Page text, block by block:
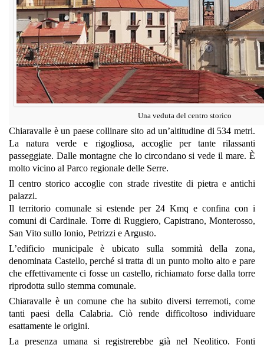
Una veduta del centro storico
Chiaravalle è un paese collinare sito ad un’altitudine di 534 metri.
La natura verde e rigogliosa, accoglie per tante rilassanti
passeggiate. Dalle montagne che lo circondano si vede il mare. È
molto vicino al Parco regionale delle Serre.
Il centro storico accoglie con strade rivestite di pietra e antichi
palazzi.
Il territorio comunale si estende per 24 Kmq e confina con i
comuni di Cardinale. Torre di Ruggiero, Capistrano, Monterosso,
San Vito sullo Ionio, Petrizzi e Argusto.
L’edificio municipale è ubicato sulla sommità della zona,
denominata Castello, perché si tratta di un punto molto alto e pare
che effettivamente ci fosse un castello, richiamato forse dalla torre
riprodotta sullo stemma comunale.
Chiaravalle è un comune che ha subito diversi terremoti, come
tanti paesi della Calabria. Ciò rende difficoltoso individuare
esattamente le origini.
La presenza umana si registrerebbe già nel Neolitico. Fonti